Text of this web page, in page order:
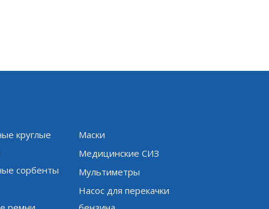
круглые
сорбенты
Маски
Медицинские СИЗ
Мультиметры
Насос для перекачки